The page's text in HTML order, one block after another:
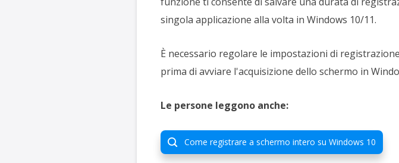
singola applicazione alla volta in Windows 10/11.
È necessario regolare le impostazioni di
prima di avviare l'acquisizione dello schermo in
Le persone leggono anche:
 Come registrare a schermo intero su Windows 10